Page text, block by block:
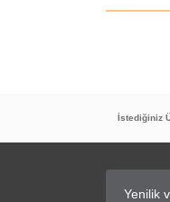
İstediğiniz